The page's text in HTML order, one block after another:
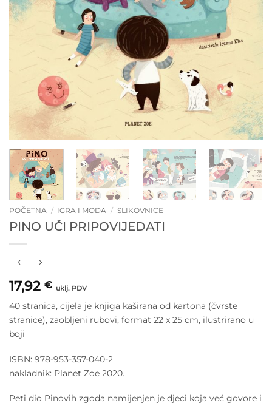
POČETNA / IGRA I MODA / SLIKOVNICE
PINO UČI PRIPOVIJEDATI
17,92 € uklj. PDV
40 stranica, cijela je knjiga kaširana od kartona (čvrste
stranice), zaobljeni rubovi, format 22 x 25 cm, ilustrirano u
boji
ISBN: 978-953-357-040-2
nakladnik: Planet Zoe 2020.
Peti dio Pinovih zgoda namijenjen je djeci koja već govore i